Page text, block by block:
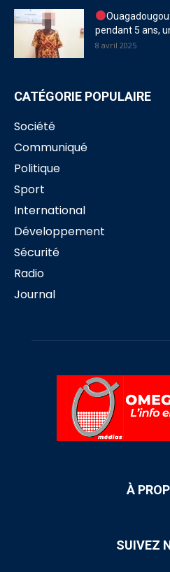
pendant 5 ans,
8 avril 2025
CATÉGORIE POPULAIRE
Société
Communiqué
Politique
Sport
International
Développement
Sécurité
Radio
Journal
À
SUIVEZ